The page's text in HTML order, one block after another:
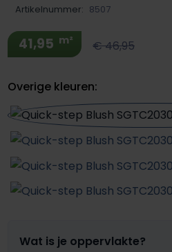
Artikelnummer: 8507
41,95 m² € 46,95
Overige kleuren:
Wat is je oppervlakte?